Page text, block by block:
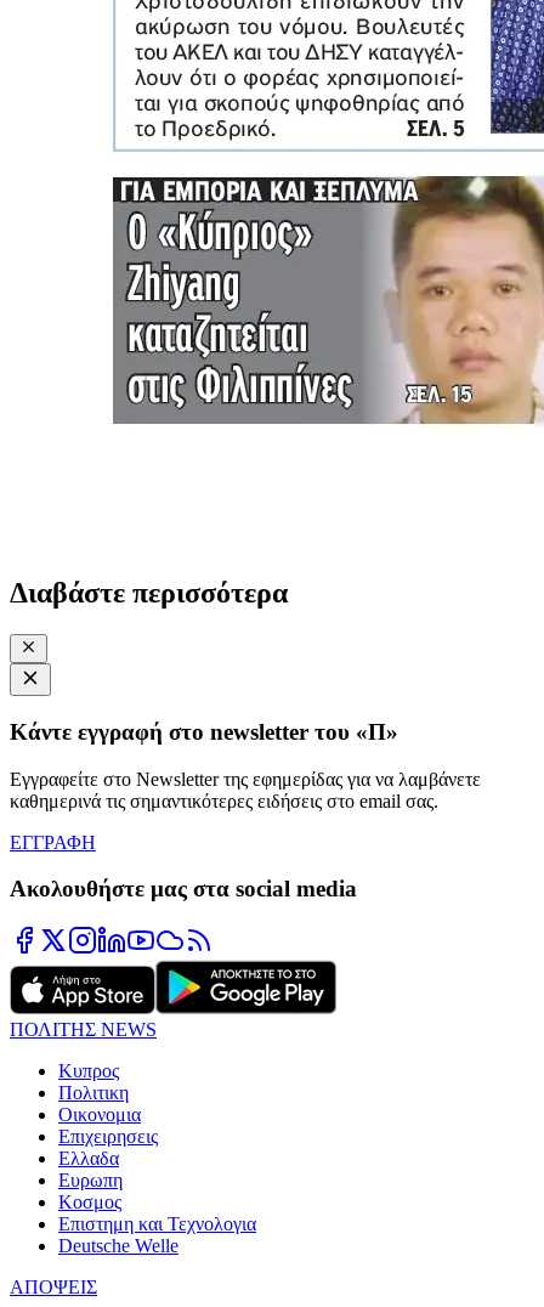
Διαβάστε περισσότερα
Κάντε εγγραφή στο newsletter του «Π»
Εγγραφείτε στο Newsletter της εφημερίδας για να λαμβάνετε
καθημερινά τις σημαντικότερες ειδήσεις στο email σας.
ΕΓΓΡΑΦΗ
Ακολουθήστε μας στα social media
ΠΟΛΙΤΗΣ NEWS
Κυπρος
Πολιτικη
Οικονομια
Επιχειρησεις
Ελλαδα
Ευρωπη
Κοσμος
Επιστημη και Τεχνολογια
Deutsche Welle
ΑΠΟΨΕΙΣ